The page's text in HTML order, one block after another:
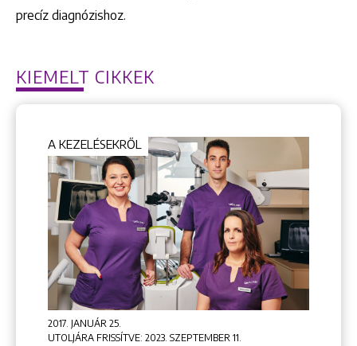
precíz diagnózishoz.
KIEMELT CIKKEK
A KEZELÉSEKRŐL
2017. JANUÁR 25.
UTOLJÁRA FRISSÍTVE: 2023. SZEPTEMBER 11.